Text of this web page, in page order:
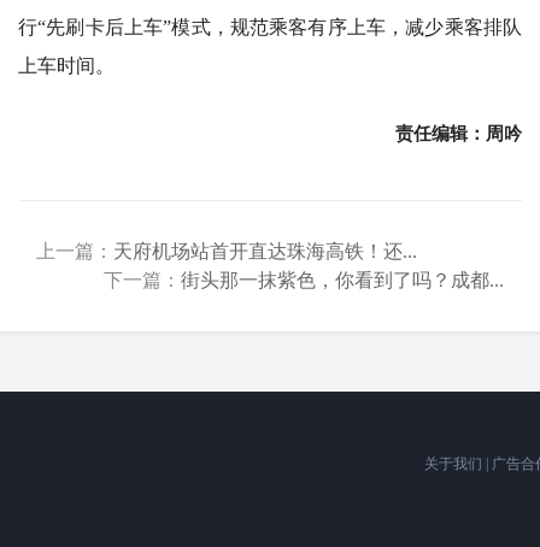
行“先刷卡后上车”模式，规范乘客有序上车，减少乘客排队
上车时间。
责任编辑：周吟
上一篇： 天府机场站首开直达珠海高铁！还...
下一篇： 街头那一抹紫色，你看到了吗？成都...
关于我们 | 广告